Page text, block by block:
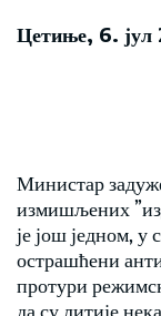
Цетиње, 6. јул
Министар
измишљених
је још једном, у
острашћени
протури
да су литије